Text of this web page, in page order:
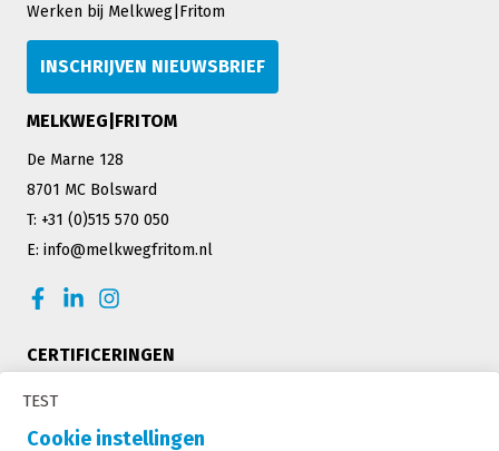
TEST
Cookie instellingen
Werken bij Melkweg|Fritom
INSCHRIJVEN NIEUWSBRIEF
MELKWEG|FRITOM
De Marne 128
8701 MC Bolsward
T: +31 (0)515 570 050
E: info@melkwegfritom.nl
CERTIFICERINGEN